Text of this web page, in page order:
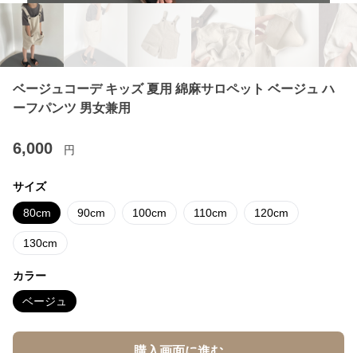
ベージュコーデ キッズ 夏用 綿麻サロペット ベージュ ハ
ーフパンツ 男女兼用
6,000 円
サイズ
80cm 90cm 100cm 110cm 120cm
130cm
カラー
ベージュ